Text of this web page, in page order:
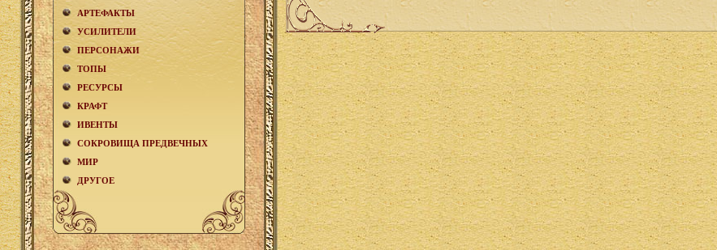
АРТЕФАКТЫ
УСИЛИТЕЛИ
ПЕРСОНАЖИ
ТОПЫ
РЕСУРСЫ
КРАФТ
ИВЕНТЫ
СОКРОВИЩА ПРЕДВЕЧНЫХ
МИР
ДРУГОЕ